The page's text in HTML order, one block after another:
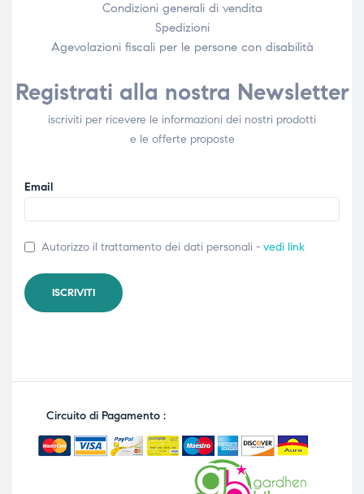
Condizioni generali di vendita
Spedizioni
Agevolazioni fiscali per le persone con disabilità​
Registrati alla nostra Newsletter
iscriviti per ricevere le informazioni dei nostri prodotti
e le offerte proposte
Email
Autorizzo il trattamento dei dati personali - vedi link
Circuito di Pagamento :